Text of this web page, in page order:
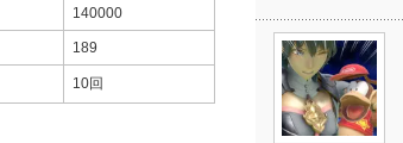
140000
189
10回